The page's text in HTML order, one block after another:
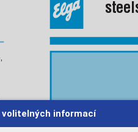
volitelných informací